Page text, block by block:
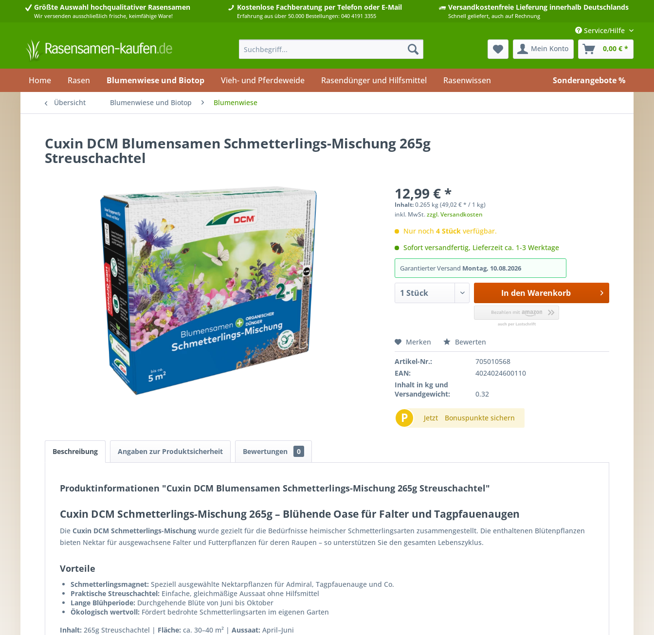
Größte Auswahl hochqualitativer Rasensamen
Wir versenden ausschließlich frische, keimfähige Ware!
Kostenlose Fachberatung per Telefon oder E-Mail
Erfahrung aus über 50.000 Bestellungen: 040 4191 3355
Versandkostenfreie Lieferung innerhalb Deutschlands
Schnell geliefert, auch auf Rechnung
Service/Hilfe
Mein Konto
0,00 € *
Home Rasen Blumenwiese und Biotop Vieh- und Pferdeweide Rasendünger und Hilfsmittel Sonderangebote %
Rasenwissen
Übersicht Blumenwiese und Biotop Blumenwiese
Cuxin DCM Blumensamen Schmetterlings-Mischung 265g
Streuschachtel
12,99 € *
Inhalt:0.265 kg (49,02 €* / 1 kg)
inkl. MwSt.zzgl. Versandkosten
Nur noch4 Stück verfügbar.
Sofort versandfertig, Lieferzeit ca. 1-3 Werktage
Garantierter Versand Montag, 10.08.2026
In den Warenkorb
Merken Bewerten
Artikel-Nr.:
705010568
EAN:
4024024600110
Inhalt in kg und
Versandgewicht:
0.32
P Jetzt Bonuspunkte sichern
Beschreibung Angaben zur Produktsicherheit Bewertungen 0
Produktinformationen "Cuxin DCM Blumensamen Schmetterlings-Mischung 265g Streuschachtel"
Cuxin DCM Schmetterlings-Mischung 265g – Blühende Oase für Falter und Tagpfauenaugen
Die Cuxin DCM Schmetterlings-Mischung wurde gezielt für die Bedürfnisse heimischer Schmetterlingsarten zusammengestellt. Die enthaltenen Blütenpflanzen
bieten Nektar für ausgewachsene Falter und Futterpflanzen für deren Raupen – so unterstützen Sie den gesamten Lebenszyklus.
Vorteile
Schmetterlingsmagnet: Speziell ausgewählte Nektarpflanzen für Admiral, Tagpfauenauge und Co.
Praktische Streuschachtel: Einfache, gleichmäßige Aussaat ohne Hilfsmittel
Lange Blühperiode: Durchgehende Blüte von Juni bis Oktober
Ökologisch wertvoll: Fördert bedrohte Schmetterlingsarten im eigenen Garten
Inhalt: 265g Streuschachtel | Fläche: ca. 30–40 m² | Aussaat: April–Juni